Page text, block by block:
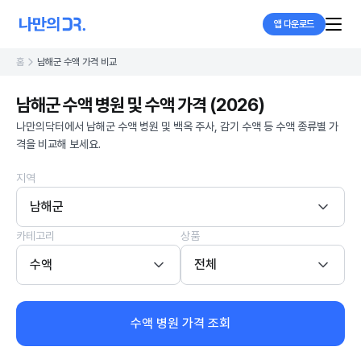
앱 다운로드
홈 남해군 수액 가격 비교
남해군 수액 병원 및 수액 가격 (2026)
나만의닥터에서 남해군 수액 병원 및 백옥 주사, 감기 수액 등 수액 종류별 가
격을 비교해 보세요.
지역
남해군
카테고리
수액
상품
전체
수액 병원 가격 조회